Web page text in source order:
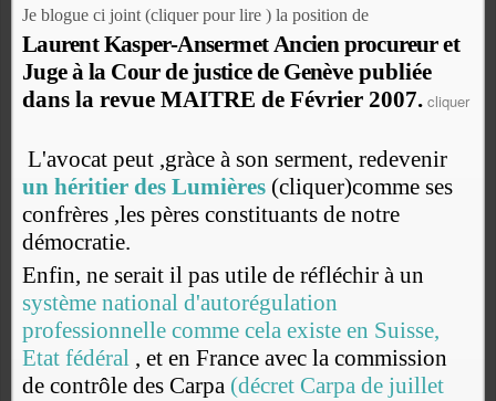
Je blogue ci joint (cliquer pour lire ) la position de
LaurentKasper-AnsermetAncienprocureuret
Jugeàla Courde justicede Genève publiée
dans la revue MAITRE de Février 2007. cliquer
L'avocat peut ,gràce à son serment, redevenir
un héritier des Lumières (cliquer)comme ses
confrères ,les pères constituants de notre
démocratie.
Enfin, ne serait il pas utile de réfléchir à un
système national d'autorégulation
professionnelle comme cela existe en Suisse,
Etat fédéral , et en France avec la commission
de contrôle des Carpa (décret Carpa de juillet